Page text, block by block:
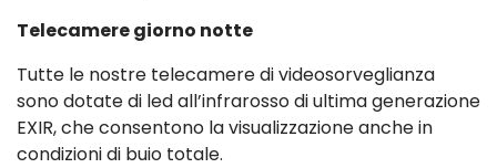
Telecamere giorno notte
Tutte le nostre telecamere di videosorveglianza
sono dotate di led all’infrarosso di ultima generazione
EXIR, che consentono la visualizzazione anche in
condizioni di buio totale.